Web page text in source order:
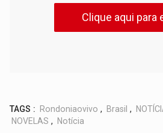
Clique aqui para
TAGS : Rondoniaovivo , Brasil ,
NOVELAS , Notícia